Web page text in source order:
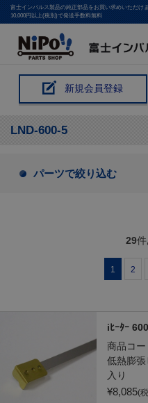
富士インパルス製品の純正部品をお買い求めいただけま
10,000円以上(税別)で発送手数料無料
新規会員登録
LND-600-5
パーツで絞り込む
29
1 2
iﾋｰﾀｰ
商品コー
低熱膨
入り
¥8,085(